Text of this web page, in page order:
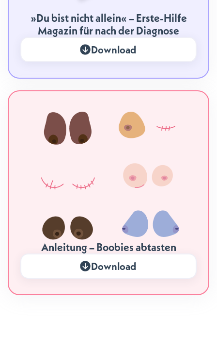
»Du bist nicht allein« – Erste-Hilfe
Magazin für nach der Diagnose
Download
Anleitung – Boobies abtasten
Download